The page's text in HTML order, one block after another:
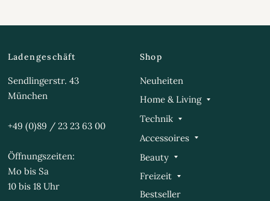
Ladengeschäft
Sendlingerstr. 43
München
+49 (0)89 / 23 23 63 00
Öffnungszeiten:
Mo bis Sa
10 bis 18 Uhr
Shop
Neuheiten
Home & Living
Technik
Accessoires
Beauty
Freizeit
Bestseller